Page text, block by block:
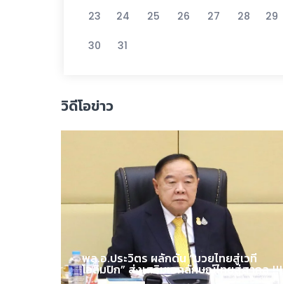
23 24 25 26 27 28 29
30 31
วิดีโอข่าว
พล.อ.ประวิตร ผลักดัน “มวยไทยสู่เวที
โอลิมปิก” ส่งเสริมเอกลักษณ์ไทยสู่สากล !!!